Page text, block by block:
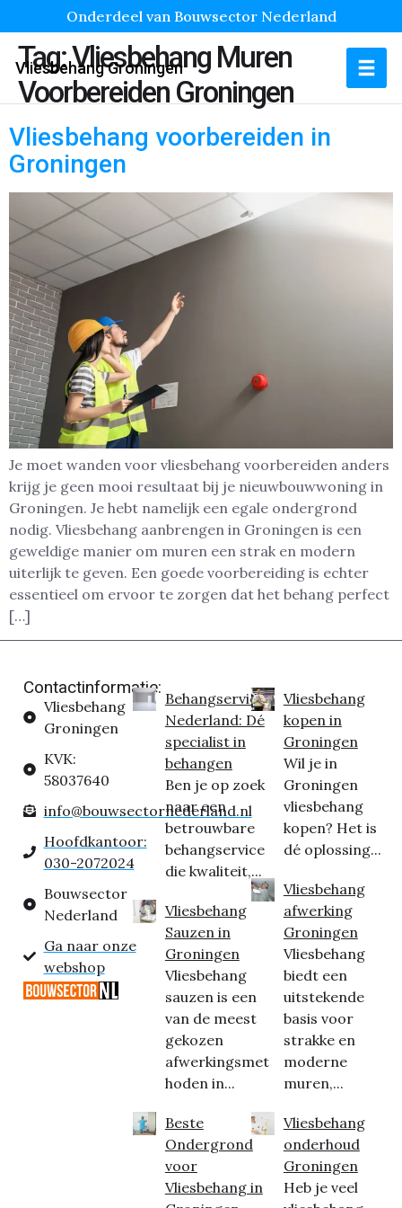
Onderdeel van Bouwsector Nederland
Vliesbehang Groningen
Tag:Vliesbehang Muren
Voorbereiden Groningen
Vliesbehang voorbereiden in
Groningen
Je moet wanden voor vliesbehang voorbereiden anders
krijg je geen mooi resultaat bij je nieuwbouwwoning in
Groningen. Je hebt namelijk een egale ondergrond
nodig. Vliesbehang aanbrengen in Groningen is een
geweldige manier om muren een strak en modern
uiterlijk te geven. Een goede voorbereiding is echter
essentieel om ervoor te zorgen dat het behang perfect
[…]
Contactinformatie:
Vliesbehang
Groningen
KVK:
58037640
info@bouwsectornederland.nl
Hoofdkantoor:
030-2072024
Bouwsector
Nederland
Ga naar onze
webshop
Behangservice
Nederland: Dé
specialist in
behangen
Ben je op zoek
naar een
betrouwbare
behangservice
die kwaliteit,...
Vliesbehang
Sauzen in
Groningen
Vliesbehang
sauzen is een
van de meest
gekozen
afwerkingsmet
hoden in...
Beste
Ondergrond
voor
Vliesbehang in
Vliesbehang
kopen in
Groningen
Wil je in
Groningen
vliesbehang
kopen? Het is
dé oplossing...
Vliesbehang
afwerking
Groningen
Vliesbehang
biedt een
uitstekende
basis voor
strakke en
moderne
muren,...
Vliesbehang
onderhoud
Groningen
Heb je veel